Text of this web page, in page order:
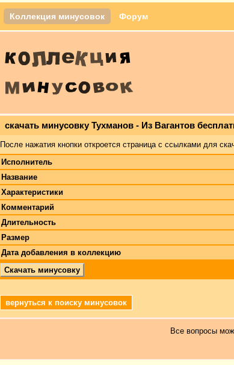
Коллекция минусовок Форум
скачать минусовку Тухманов - Из Вагантов
После нажатия кнопки откроется страница с ссылками для
Исполнитель
Название
Характеристики
Комментарий
Длительность
Размер
Дата добавления в коллекцию
Скачать минусовку
вернуться к поиску минусовок
Все вопросы